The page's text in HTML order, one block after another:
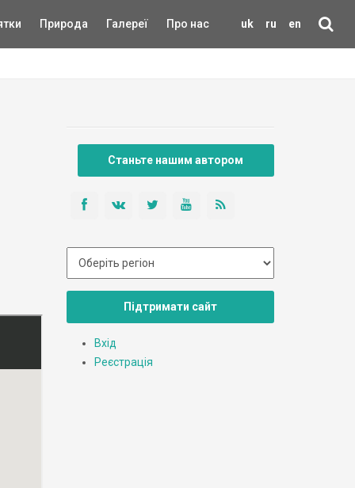
uk ru en
Природа Галереї Про нас
Станьте нашим автором
Підтримати сайт
Вхід
Реєстрація